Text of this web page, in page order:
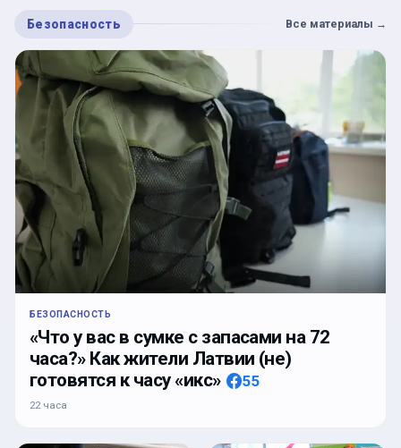
Безопасность Все материалы →
БЕЗОПАСНОСТЬ
«Что у вас в сумке с запасами на 72
часа?» Как жители Латвии (не)
готовятся к часу «икс»
55
22 часа